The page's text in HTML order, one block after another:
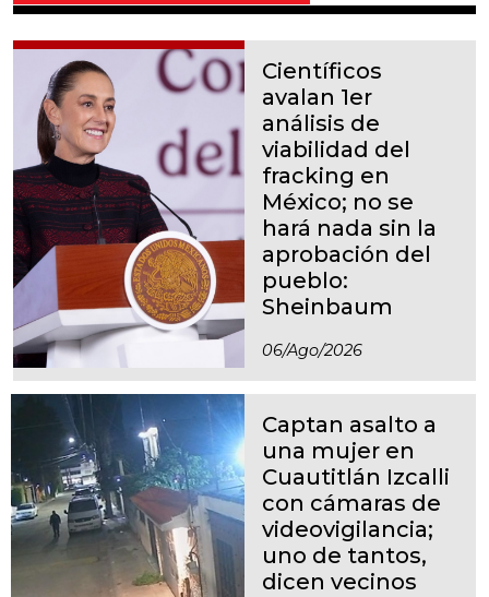
Científicos
avalan 1er
análisis de
viabilidad del
fracking en
México; no se
hará nada sin la
aprobación del
pueblo:
Sheinbaum
06/ago/2026
Captan asalto a
una mujer en
Cuautitlán Izcalli
con cámaras de
videovigilancia;
uno de tantos,
dicen vecinos